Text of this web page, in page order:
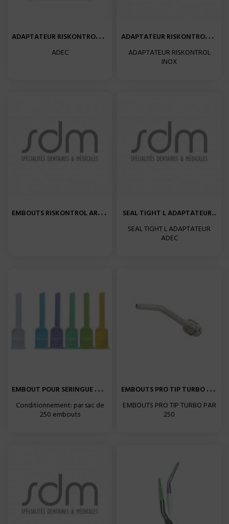
A
DAPTATEUR RISKONTROL INOX...
ADEC
A
DAPTATEUR RISKONTROL INOX...
ADAPTATEUR RISKONTROL
INOX
E
MBOUTS RISKONTROL ART 10CM...
SEAL TIGHT L ADAPTATEUR...
SEAL TIGHT L ADAPTATEUR
ADEC
E
MBOUT POUR SERINGUE AIR...
Conditionnement: par sac de
250 embouts
E
MBOUTS PRO TIP TURBO X250...
EMBOUTS PRO TIP TURBO PAR
250